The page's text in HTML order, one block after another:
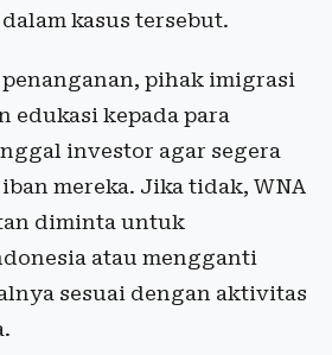
kasus tersebut.
pihak imigrasi
edukasi kepada para
investor agar segera
mereka. Jika tidak, WNA
diminta untuk
atau mengganti
sesuai dengan aktivitas